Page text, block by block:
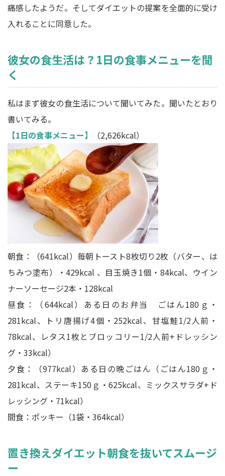
痛感したようだ。そしてダイエットの提案を全面的に受け
入れることに同意した。
彼女の食生活は？1日の食事メニューを聞
く
私はまず彼女の食生活について聞いてみた。聞いたとおり
書いてみる。
【1日の食事メニュー】
（2,626kcal）
朝食：（641kcal）毎朝トースト8枚切り2枚（バター、は
ちみつ塗布）・429kcal 、目玉焼き1個・84kcal、ウイン
ナーソーセージ2本・128kcal
昼食：（644kcal）ある日のお弁当 ごはん180ｇ・
281kcal、トリ唐揚げ4個・252kcal、甘塩鮭1/2人前・
78kcal、レタス1枚とブロッコリー1/2人前+ドレッシン
グ・33kcal）
夕食：（977kcal）ある日の晩ごはん（ごはん180ｇ・
281kcal、ステーキ150ｇ・625kcal、ミックスサラダ+ド
レッシング・71kcal）
間食：ポッキー（1袋・364kcal）
置き換えダイエット朝食を抜いてスムージ
ー